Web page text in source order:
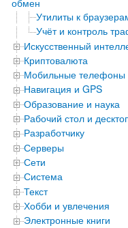
Утилиты к
Учёт и контроль
Искусственный
Криптовалюта
Мобильные телефоны
Навигация и GPS
Образование и наука
Рабочий стол и
Разработчику
Серверы
Сети
Система
Текст
Хобби и увлечения
Электронные книги